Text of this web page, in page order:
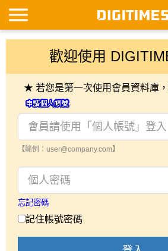
歡迎使用
★ 若您是第一次使用會員資料庫
【範例：user@company.com】
忘記密碼
記住帳號密碼